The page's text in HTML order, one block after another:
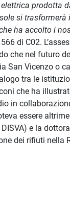
prodotta
si
ha accolto i
di C02.
che nel futuro
San Vicenzo o
tra le
che ha
in
essere
e la
dei rifiuti nella